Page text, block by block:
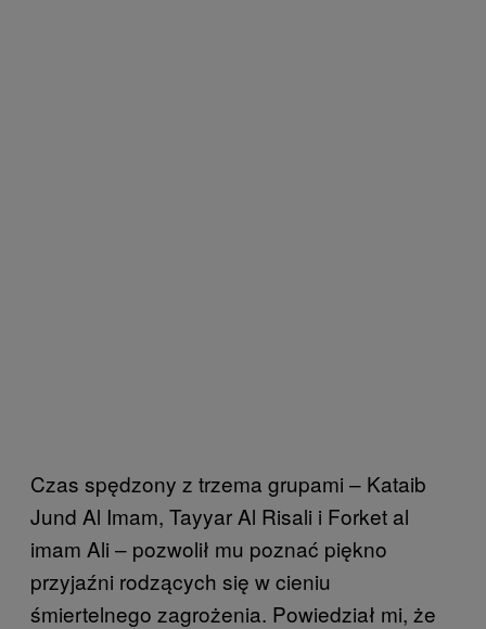
Czas spędzony z trzema grupami – Kataib
Jund Al Imam, Tayyar Al Risali i Forket al
imam Ali – pozwolił mu poznać piękno
przyjaźni rodzących się w cieniu
śmiertelnego zagrożenia. Powiedział mi, że